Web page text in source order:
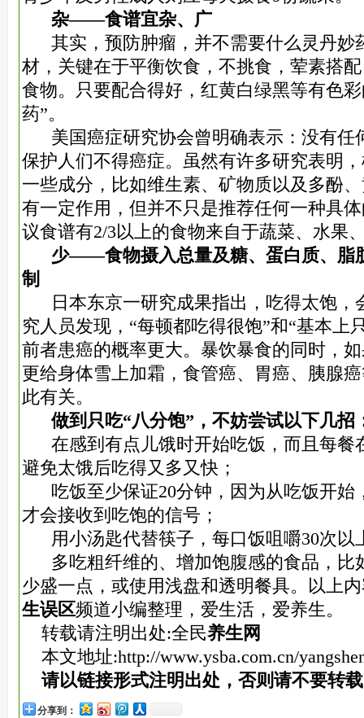
杂——食谱宜杂、广
其实，预防肿瘤，并不需要什么灵丹妙
材，关键在于平衡饮食，不挑食，荤素搭
食物。只要配合得好，红黄白绿黑等有色
药”。
美国癌症研究协会曾明确表示：没有任
保护人们不得癌症。虽然有许多研究表明
一些成分，比如维生素、矿物质以及多酚
有一定作用，但并不只是推荐任何一种具
议食谱有2/3以上的食物来自于蔬菜、水果
少——食物摄入总量及糖、蛋白质、脂
制
日本东京一研究成果指出，吃得太饱，
究人员发现，“每顿都吃得很饱”和“基本上
前者患癌的概率更大。暴饮暴食的同时，
更给身体雪上加霜，食管癌、胃癌、胰腺
此有关。
做到只吃“八分饱”，不妨尝试以下几招
在感到有点儿饿时开始吃饭，而且每餐
避免太饿后吃得又多又快；
吃饭至少保证20分钟，因为从吃饭开始
才会接收到吃饱的信号；
用小汤匙代替筷子，每口饭咀嚼30次以
多吃粗纤维的、增加饱腹感的食品，比
少盛一点，或使用浅盘和透明餐具。以上
生误区频道小编整理，爱生活，爱养生。
转载请注明出处:全民养生网
本文地址:http://www.ysba.com.cn/
请以链接形式注明出处，否则请不要转
分享到：